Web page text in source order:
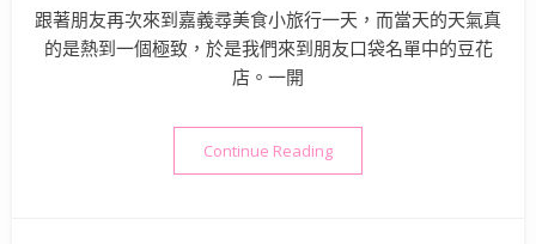
跟著朋友再次來到嘉義尋美食小旅行一天，而當天的天氣真
的是熱到一個極致，於是我們來到朋友口袋名單中的豆花
店。一開
Continue Reading“【嘉義西區美食】御品豆花